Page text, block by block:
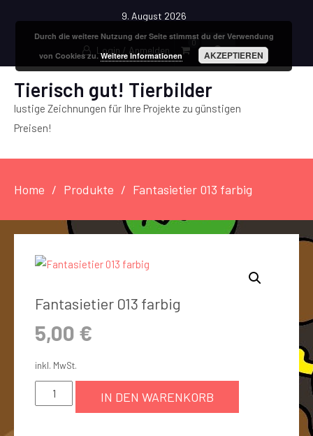
9. August 2026
Login / Anmelden
0
Tierisch gut! Tierbilder
lustige Zeichnungen für Ihre Projekte zu günstigen
Preisen!
Home Produkte Fantasietier 013 farbig
Fantasietier 013 farbig
5,00 €
inkl. MwSt.
IN DEN WARENKORB
Durch die weitere Nutzung der Seite stimmst du der Verwendung
von Cookies zu.Weitere Informationen AKZEPTIEREN